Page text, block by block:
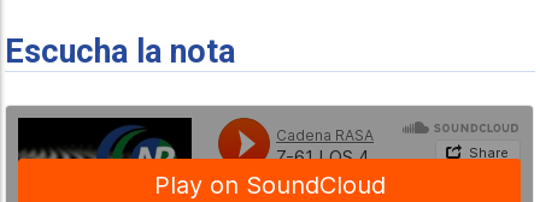
Escucha la nota